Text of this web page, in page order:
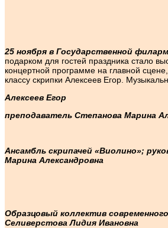
25 ноября в Государственной
подарком для гостей праздника стало
концертной программе на главной
классу скрипки Алексеев Егор.
Алексеев Егор
преподаватель Степанова Марина
Ансамбль скрипачей «Виолино»;
Марина Александровна
Образцовый коллектив
Селиверстова Лидия Ивановна